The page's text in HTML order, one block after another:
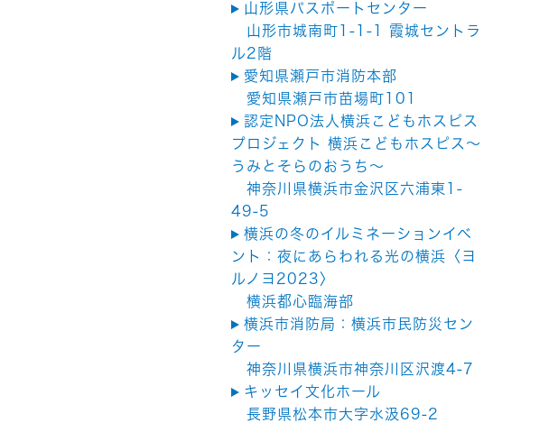
山形県パスポートセンター
山形市城南町1-1-1 霞城セントラ
ル2階
愛知県瀬戸市消防本部
愛知県瀬戸市苗場町101
認定NPO法人横浜こどもホスピス
プロジェクト 横浜こどもホスピス～
うみとそらのおうち～
神奈川県横浜市金沢区六浦東1-
49-5
横浜の冬のイルミネーションイベ
ント：夜にあらわれる光の横浜〈ヨ
ルノヨ2023〉
横浜都心臨海部
横浜市消防局：横浜市民防災セン
ター
神奈川県横浜市神奈川区沢渡4-7
キッセイ文化ホール
長野県松本市大字水汲69-2